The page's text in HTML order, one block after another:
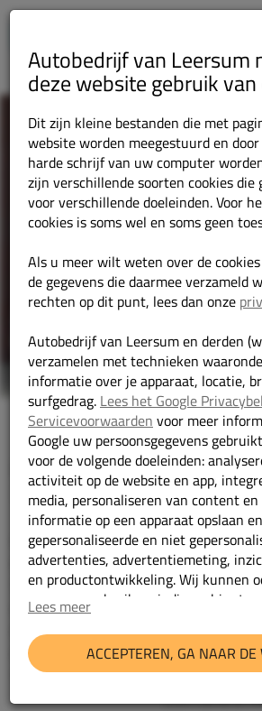
Mercedes-Benz Sprinter
317 CDI L2H2 LED/Camera/
Bouwjaar: 2024
Brandstof: Diesel
Transmissie: Automaat
Kilometerstand:
Kenteken: V17PSH
Kleur: wit
Type:
317 CDI L2H2
LED/Camera/
Autobedrijf van Leersum
deze website gebruik
Dit zijn kleine bestanden die met
website worden meegestuurd en
harde schrijf van uw computer
zijn verschillende soorten cookies
voor verschillende doeleinden. Voor
cookies is soms wel en soms geen
Als u meer wilt weten over de
de gegevens die daarmee verzameld
rechten op dit punt, lees dan onze
Autobedrijf van Leersum en derden
verzamelen met technieken
informatie over je apparaat, locatie,
surfgedrag. Lees het Google
Servicevoorwaarden voor meer
Google uw persoonsgegevens
voor de volgende doeleinden:
activiteit op de website en app,
media, personaliseren van content
informatie op een apparaat opslaan
gepersonaliseerde en niet
advertenties, advertentiemeting,
en productontwikkeling. Wij kunnen
gegevens gebruiken, indien u hier
geeft.
Geef toestemming of stel uw eigen
instellingen.Lees meer in onze
Lees meer
ACCEPTEREN, GA NAAR DE